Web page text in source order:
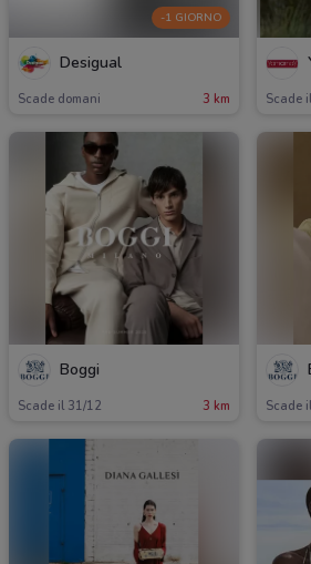
-1 GIORNO
Desigual
Scade domani 3 km Scade
Boggi
Scade il 31/12 3 km Scade